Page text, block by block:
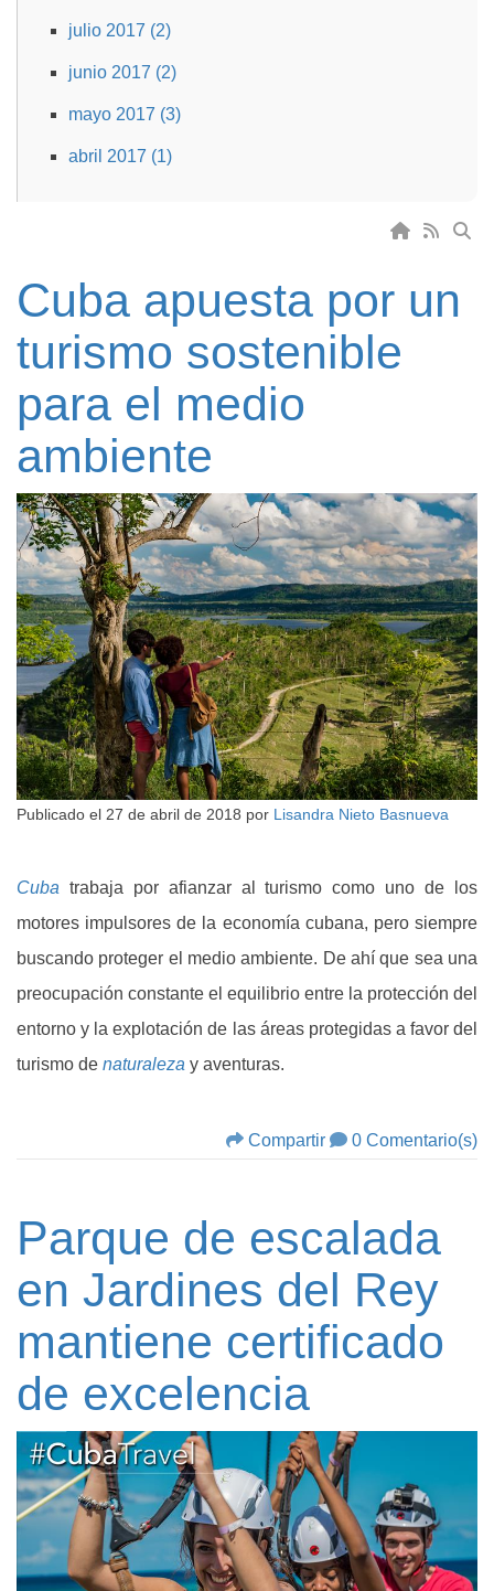
julio 2017 (2)
junio 2017 (2)
mayo 2017 (3)
abril 2017 (1)
Cuba apuesta por un
turismo sostenible
para el medio
ambiente
Publicado el 27 de abril de 2018 por Lisandra Nieto Basnueva
Cuba trabaja por afianzar al turismo como uno de los
motores impulsores de la economía cubana, pero siempre
buscando proteger el medio ambiente. De ahí que sea una
preocupación constante el equilibrio entre la protección del
entorno y la explotación de las áreas protegidas a favor del
turismo de naturaleza y aventuras.
Compartir 0 Comentario(s)
Parque de escalada
en Jardines del Rey
mantiene certificado
de excelencia